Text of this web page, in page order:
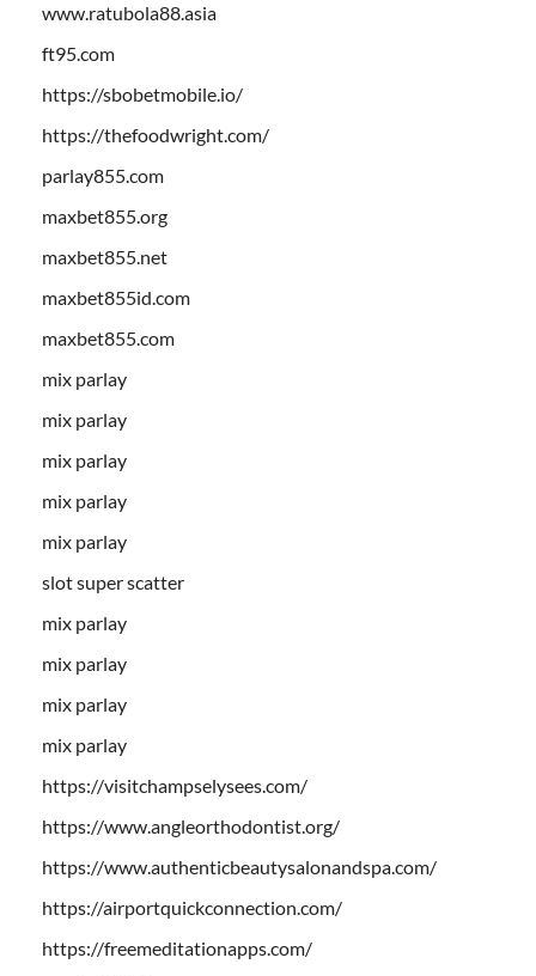
www.ratubola88.asia
ft95.com
https://sbobetmobile.io/
https://thefoodwright.com/
parlay855.com
maxbet855.org
maxbet855.net
maxbet855id.com
maxbet855.com
mix parlay
mix parlay
mix parlay
mix parlay
mix parlay
slot super scatter
mix parlay
mix parlay
mix parlay
mix parlay
https://visitchampselysees.com/
https://www.angleorthodontist.org/
https://www.authenticbeautysalonandspa.com/
https://airportquickconnection.com/
https://freemeditationapps.com/